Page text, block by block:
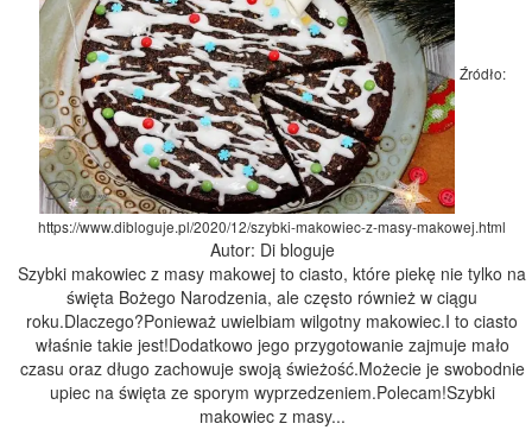
Źródło:
https://www.dibloguje.pl/2020/12/szybki-makowiec-z-masy-makowej.html
Autor: Di bloguje
Szybki makowiec z masy makowej to ciasto, które piekę nie tylko na
święta Bożego Narodzenia, ale często również w ciągu
roku.Dlaczego?Ponieważ uwielbiam wilgotny makowiec.I to ciasto
właśnie takie jest!Dodatkowo jego przygotowanie zajmuje mało
czasu oraz długo zachowuje swoją świeżość.Możecie je swobodnie
upiec na święta ze sporym wyprzedzeniem.Polecam!Szybki
makowiec z masy...